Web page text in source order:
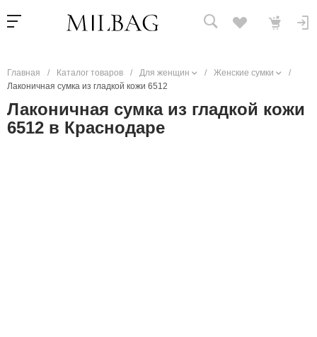
Главная / Каталог товаров / Для женщин / Женские сумки
/
Лаконичная сумка из гладкой кожи 6512
Лаконичная сумка из гладкой кожи
6512 в Краснодаре